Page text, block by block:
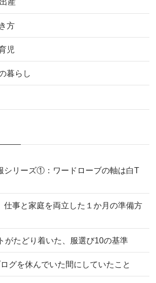
方
児
暮らし
シリーズ①：ワードローブの軸は白T
事と家庭を両立した１か月の準備方
がたどり着いた、服選び10の基準
グを休んでいた間にしていたこと